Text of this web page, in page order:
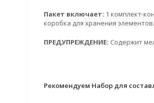
Пакет включает: 1 комплект-
коробка для хранения элементов.
ПРЕДУПРЕЖДЕНИЕ: Содержит
Рекомендуем Набор для